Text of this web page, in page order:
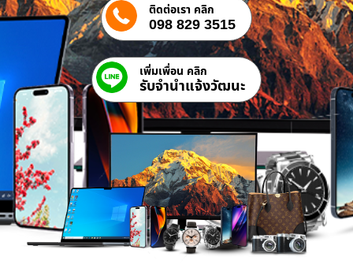
ติดต่อเรา คลิก
098 829 3515
เพิ่มเพื่อน คลิก
รับจํานําแจ้งวัฒนะ